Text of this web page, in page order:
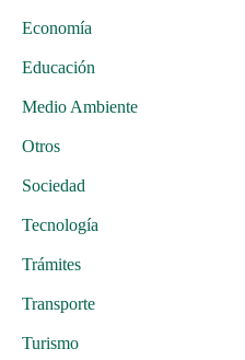
Economía
Educación
Medio Ambiente
Otros
Sociedad
Tecnología
Trámites
Transporte
Turismo